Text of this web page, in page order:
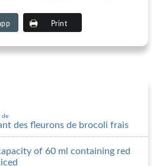
Print
de
des fleurons de brocoli frais
of 60 ml containing red